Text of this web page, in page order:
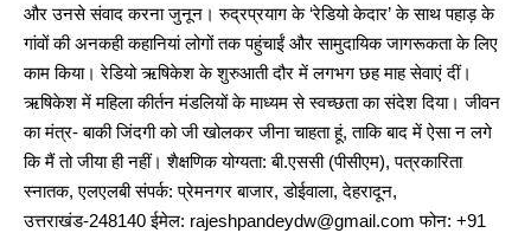
और उनसे संवाद करना जुनून। रुद्रप्रयाग के ‘रेडियो केदार’ के साथ पहाड़ के
गांवों की अनकही कहानियां लोगों तक पहुंचाईं और सामुदायिक जागरूकता के लिए
काम किया। रेडियो ऋषिकेश के शुरुआती दौर में लगभग छह माह सेवाएं दीं।
ऋषिकेश में महिला कीर्तन मंडलियों के माध्यम से स्वच्छता का संदेश दिया। जीवन
का मंत्र- बाकी जिंदगी को जी खोलकर जीना चाहता हूं, ताकि बाद में ऐसा न लगे
कि मैं तो जीया ही नहीं। शैक्षणिक योग्यता: बी.एससी (पीसीएम), पत्रकारिता
स्नातक, एलएलबी संपर्क: प्रेमनगर बाजार, डोईवाला, देहरादून,
उत्तराखंड-248140 ईमेल: rajeshpandeydw@gmail.com फोन: +91